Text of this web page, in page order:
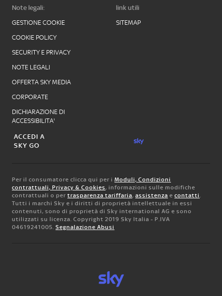
Note legali:
GESTIONE COOKIE
COOKIE POLICY
SECURITY E PRIVACY
NOTE LEGALI
OFFERTA SKY MEDIA
CORPORATE
DICHIARAZIONE DI
ACCESSIBILITA'
link utili
SITEMAP
ACCEDI A
SKY GO
Per il consumatore clicca qui per i Moduli, Condizioni
contrattuali, Privacy & Cookies, informazioni sulle modifiche
contrattuali o per trasparenza tariffaria, assistenza e contatti.
Tutti i marchi Sky e i diritti di proprietà intellettuale in essi
contenuti, sono di proprietà di Sky international AG e sono
utilizzati su licenza. Copyright 2019 Sky Italia - P.IVA
04619241005. Segnalazione Abusi